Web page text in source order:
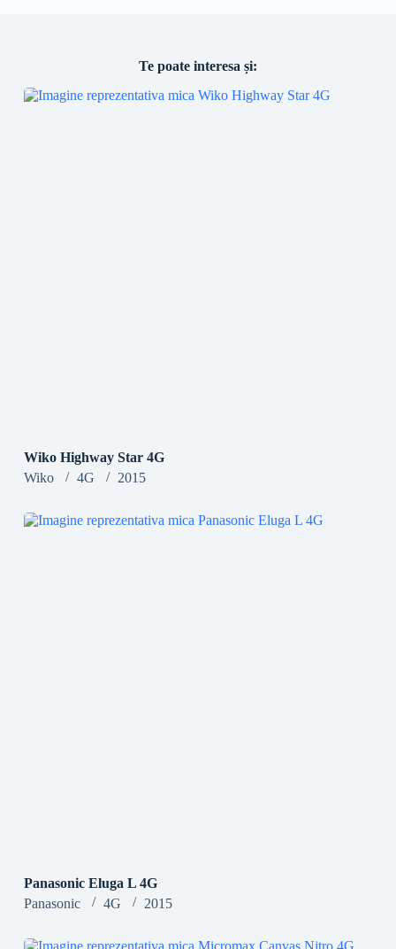
Te poate interesa și:
Wiko Highway Star 4G
Wiko
4G 2015
Panasonic Eluga L 4G
Panasonic
4G 2015